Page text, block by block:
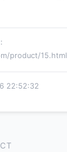
product/15.html
22:52:32